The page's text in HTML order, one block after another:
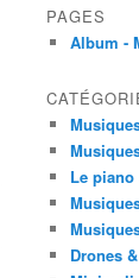
PAGES
Album -
Le
Drones